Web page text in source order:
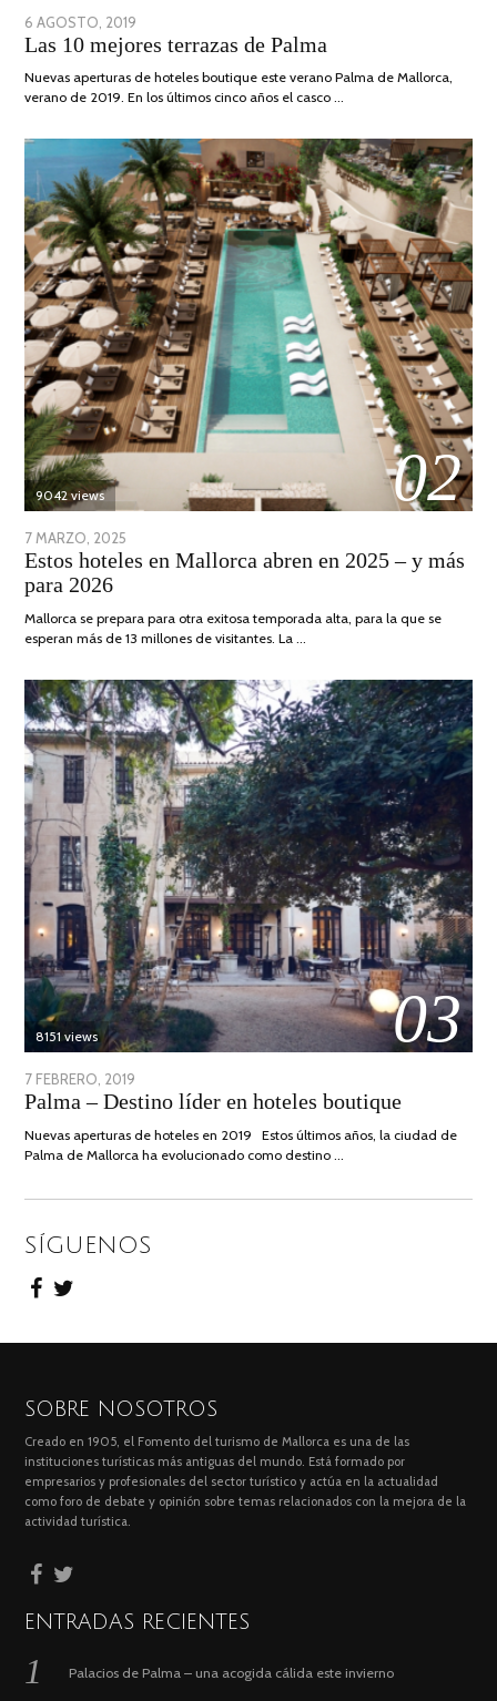
POSTED
ON
6 AGOSTO, 2019
AGOSTO,
Las 10 mejores terrazas de Palma
Nuevas aperturas de hoteles boutique este verano Palma de Mallorca,
verano de 2019. En los últimos cinco años el casco …
02
9042 views
POSTED
ON
7 MARZO, 2025
ABRIL,
Estos hoteles en Mallorca abren en 2025 – y más
para 2026
Mallorca se prepara para otra exitosa temporada alta, para la que se
esperan más de 13 millones de visitantes. La …
03
8151 views
POSTED
ON
7 FEBRERO, 2019
JUNIO,
Palma – Destino líder en hoteles boutique
Nuevas aperturas de hoteles en 2019 Estos últimos años, la ciudad de
Palma de Mallorca ha evolucionado como destino …
SÍGUENOS
SOBRE NOSOTROS
Creado en 1905, el Fomento del turismo de Mallorca es una de las
instituciones turísticas más antiguas del mundo. Está formado por
empresarios y profesionales del sector turístico y actúa en la actualidad
como foro de debate y opinión sobre temas relacionados con la mejora de la
actividad turística.
ENTRADAS RECIENTES
Palacios de Palma – una acogida cálida este invierno